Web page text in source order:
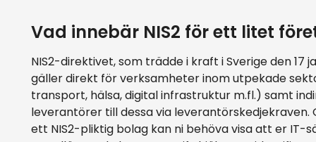
Vad innebär NIS2 för ett litet
NIS2-direktivet, som trädde i kraft i Sverige den 17
gäller direkt för verksamheter inom utpekade
transport, hälsa, digital infrastruktur m.fl.) samt
leverantörer till dessa via leverantörskedjekraven.
ett NIS2-pliktig bolag kan ni behöva visa att er IT-